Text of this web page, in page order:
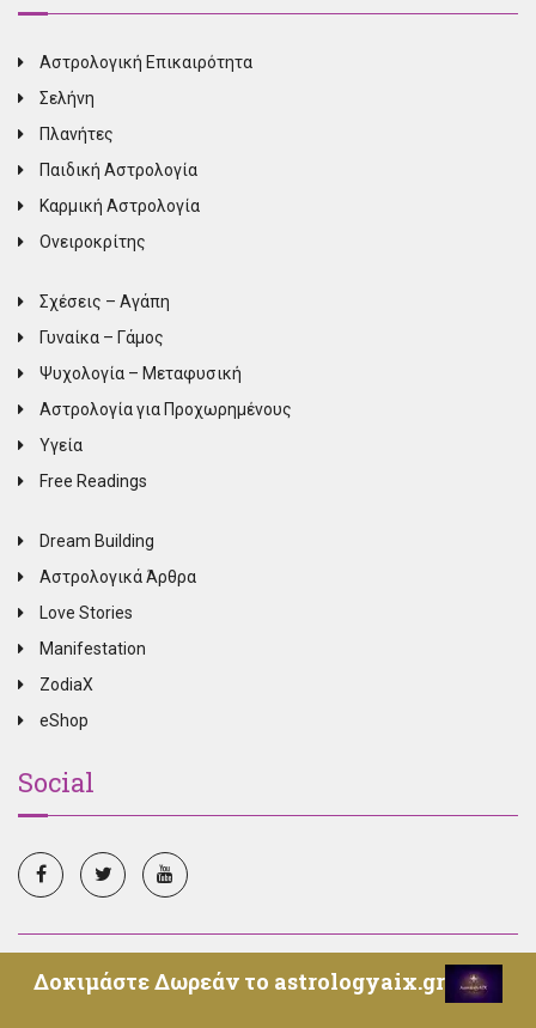
Αστρολογική Επικαιρότητα
Σελήνη
Πλανήτες
Παιδική Αστρολογία
Καρμική Αστρολογία
Ονειροκρίτης
Σχέσεις – Αγάπη
Γυναίκα – Γάμος
Ψυχολογία – Μεταφυσική
Αστρολογία για Προχωρημένους
Υγεία
Free Readings
Dream Building
Αστρολογικά Άρθρα
Love Stories
Manifestation
ZodiaX
eShop
Social
© Copyright 2025, All Rights Reserved, Oroskopos.tv -
Επικοινωνία- Όροι Χρήσης
Δοκιμάστε Δωρεάν το astrologyaix.gr